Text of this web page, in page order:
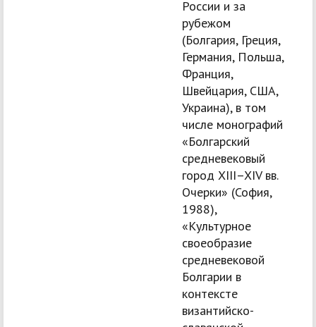
России и за
рубежом
(Болгария, Греция,
Германия, Польша,
Франция,
Швейцария, США,
Украина), в том
числе монографий
«Болгарский
средневековый
город XIII–XIV вв.
Очерки» (София,
1988),
«Культурное
своеобразие
средневековой
Болгарии в
контексте
византийско-